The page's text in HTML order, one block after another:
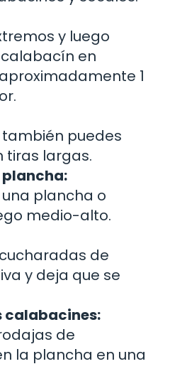
y luego
en
1
también puedes
tiras largas.
plancha o
medio-alto.
de
y deja que se
calabacines:
de
la plancha en una